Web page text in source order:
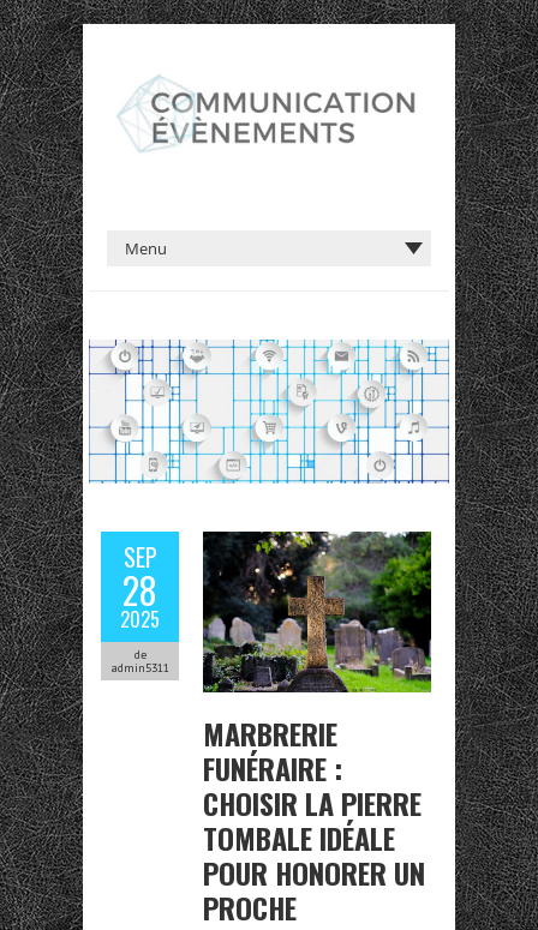
SEP
28
2025
de
admin5311
MARBRERIE
FUNÉRAIRE :
CHOISIR LA PIERRE
TOMBALE IDÉALE
POUR HONORER UN
PROCHE